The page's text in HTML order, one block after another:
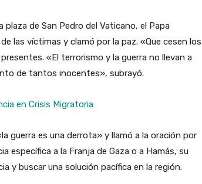
de San Pedro del Vaticano, el Papa
las víctimas y clamó por la paz. «Que cesen los
«El terrorismo y la guerra no llevan a
de tantos inocentes», subrayó.
en Crisis Migratoria
guerra es una derrota» y llamó a la oración por
específica a la Franja de Gaza o a Hamás, su
y buscar una solución pacífica en la región.